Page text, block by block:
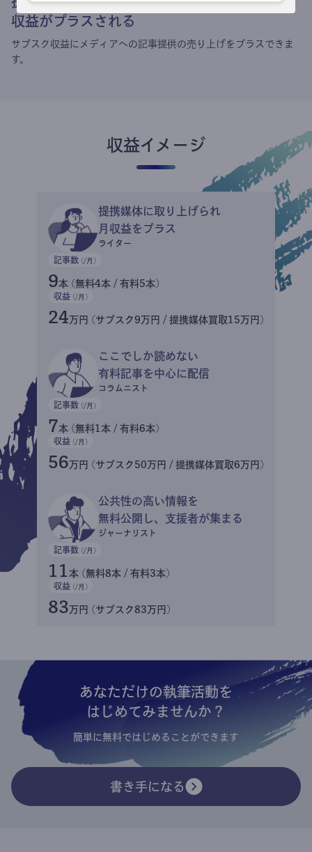
収益がプラスされる
サブスク収益にメディアへの記事提供の売り上げをプラスできま
す。
収益イメージ
提携媒体に取り上げられ
月収益をプラス
ライター
記事数 (/月)
9本 (無料4本 / 有料5本)
収益 (/月)
24万円 (サブスク9万円 / 提携媒体買取15万円)
ここでしか読めない
有料記事を中心に配信
コラムニスト
記事数 (/月)
7本 (無料1本 / 有料6本)
収益 (/月)
56万円 (サブスク50万円 / 提携媒体買取6万円)
公共性の高い情報を
無料公開し、支援者が集まる
ジャーナリスト
記事数 (/月)
11 本 (無料8本 / 有料3本)
収益 (/月)
83万円 (サブスク83万円)
あなただけの執筆活動を
はじめてみませんか？
簡単に無料ではじめることができます
書き手になる